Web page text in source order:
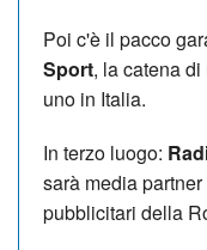
Poi c'è il pacco
Sport, la catena
uno in Italia.
In terzo luogo:
sarà media
pubblicitari della